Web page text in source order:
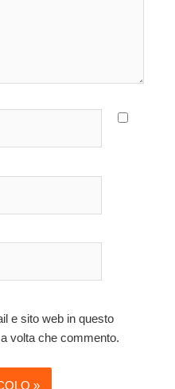
e sito web in questo
volta che commento.